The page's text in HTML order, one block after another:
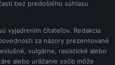
bez predošlého súhlasu
vyjadrením čitateľov. Redakcia
za názory prezentované
vulgárne, rasistické alebo
alebo urážanie osôb môže